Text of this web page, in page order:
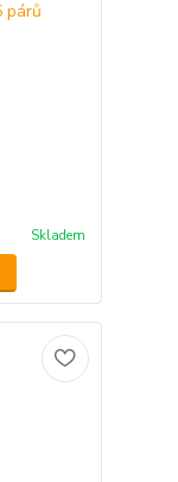
Skladem